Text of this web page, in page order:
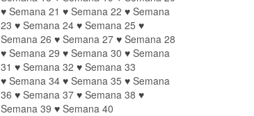
♥ Semana 21 ♥ Semana 22 ♥ Semana
23 ♥ Semana 24♥ Semana 25 ♥
Semana 26 ♥ Semana 27♥ Semana 28
♥ Semana 29 ♥ Semana 30 ♥ Semana
31 ♥ Semana 32 ♥ Semana 33
♥ Semana 34♥ Semana 35 ♥ Semana
36 ♥ Semana 37♥ Semana 38 ♥
Semana 39 ♥ Semana 40